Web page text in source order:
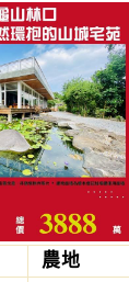
農地